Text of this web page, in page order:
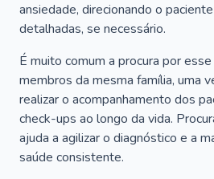
ansiedade, direcionando o
detalhadas, se necessário.
É muito comum a procura por
membros da mesma família, uma
realizar o acompanhamento dos
check-ups ao longo da vida.
ajuda a agilizar o diagnóstico e a
saúde consistente.